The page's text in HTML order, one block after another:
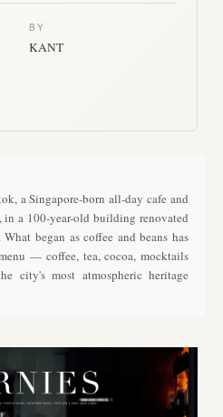
BY
KANT
a Singapore-born all-day cafe and
in a 100-year-old building renovated
began as coffee and beans has
— coffee, tea, cocoa, mocktails
most atmospheric heritage